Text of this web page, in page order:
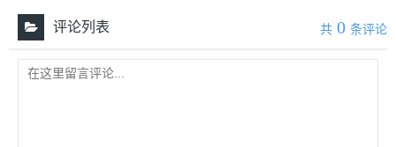
共 0 条评论
评论列表